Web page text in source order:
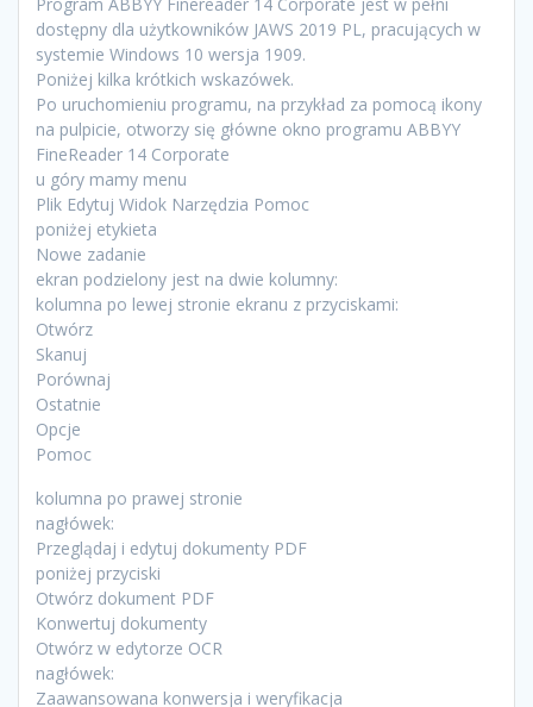
Program ABBYY Finereader 14 Corporate jest w pełni
dostępny dla użytkowników JAWS 2019 PL, pracujących w
systemie Windows 10 wersja 1909.
Poniżej kilka krótkich wskazówek.
Po uruchomieniu programu, na przykład za pomocą ikony
na pulpicie, otworzy się główne okno programu ABBYY
FineReader 14 Corporate
u góry mamy menu
Plik Edytuj Widok Narzędzia Pomoc
poniżej etykieta
Nowe zadanie
ekran podzielony jest na dwie kolumny:
kolumna po lewej stronie ekranu z przyciskami:
Otwórz
Skanuj
Porównaj
Ostatnie
Opcje
Pomoc
kolumna po prawej stronie
nagłówek:
Przeglądaj i edytuj dokumenty PDF
poniżej przyciski
Otwórz dokument PDF
Konwertuj dokumenty
Otwórz w edytorze OCR
nagłówek:
Zaawansowana konwersja i weryfikacja